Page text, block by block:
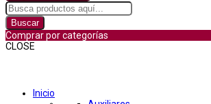
Buscar
Comprar por categorías
CLOSE
Inicio